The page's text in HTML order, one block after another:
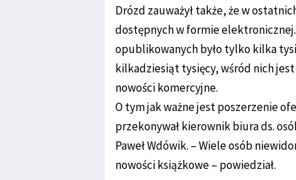
Drózd zauważył także, że w
dostępnych w formie
opublikowanych było tylko kilka
kilkadziesiąt tysięcy, wśród nich
nowości komercyjne.
O tym jak ważne jest poszerzenie
przekonywał kierownik biura ds.
Paweł Wdówik. – Wiele osób
nowości książkowe – powiedział.